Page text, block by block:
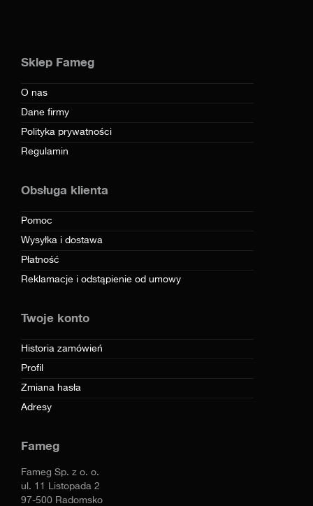
Sklep Fameg
O nas
Dane firmy
Polityka prywatności
Regulamin
Obsługa klienta
Pomoc
Wysyłka i dostawa
Płatność
Reklamacje i odstąpienie od umowy
Twoje konto
Historia zamówień
Profil
Zmiana hasła
Adresy
Fameg
Fameg Sp. z o. o.
ul. 11 Listopada 2
97-500 Radomsko